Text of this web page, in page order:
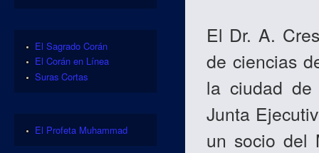
El Dr. A.
de ciencias
la ciudad
Junta
un socio del
El Sagrado Corán
El Corán en Línea
Suras Cortas
El Profeta Muhammad